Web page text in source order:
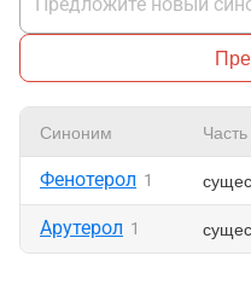
Синоним
Фенотерол 1
Арутерол 1